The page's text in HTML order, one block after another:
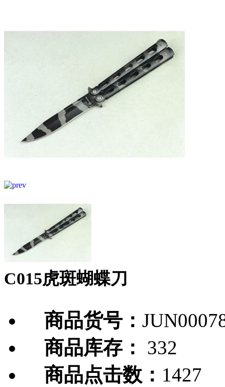
C015虎斑蝴蝶刀
商品货号：
商品库存：
332
商品点击数： 1427